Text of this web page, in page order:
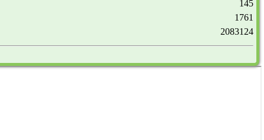
145
1761
2083124